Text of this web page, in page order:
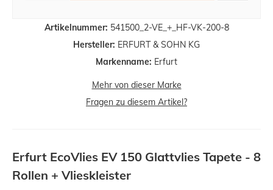
Artikelnummer: 541500_2-VE_+_HF-VK-200-8
Hersteller: ERFURT & SOHN KG
Markenname: Erfurt
Mehr von dieser Marke
Fragen zu diesem Artikel?
Erfurt EcoVlies EV 150 Glattvlies Tapete - 8
Rollen + Vlieskleister